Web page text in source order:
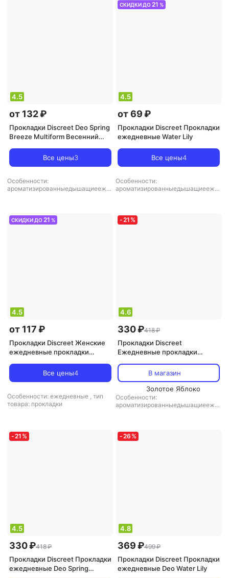
4.5
от 132 ₽
Прокладки Discreet Deo Spring
Breeze Multiform Весенний
Все цены3
Особенности:
ароматизированныедышащиеежед
СКИДКИ ДО21 %
4.5
от 69 ₽
Прокладки Discreet Прокладки
ежедневные Water Lily
Все цены4
Особенности:
ароматизированныедышащиеежед
СКИДКИ ДО21 %
4.5
от 117 ₽
Прокладки Discreet Женские
ежедневные прокладки
Все цены4
Особенности: ежедневные , тип
товара: прокладки
-21 %
4.6
330 ₽418 ₽
Прокладки Discreet
Ежедневные прокладки
В магазин
Золотое Яблоко
Особенности:
ароматизированныедышащиеежед
-21 %
4.5
330 ₽418 ₽
Прокладки Discreet Прокладки
ежедневные Deo Spring
-26 %
4.8
369 ₽499 ₽
Прокладки Discreet Прокладки
ежедневные Deo Water Lily